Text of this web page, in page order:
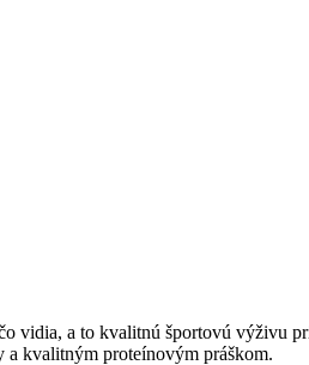
vidia, a to kvalitnú športovú výživu
a kvalitným proteínovým práškom.